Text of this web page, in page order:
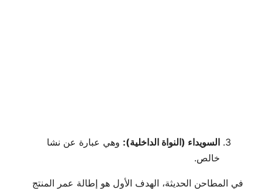
السويداء (النواة الداخلية): وهي عبارة عن نشا
خالص.
في المطاحن الحديثة، الهدف الأول هو إطالة عمر المنتج